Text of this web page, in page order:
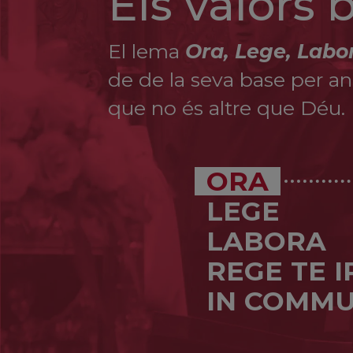
El lema Ora, Lege,
de de la seva base per
que no és altre que Déu.
ORA
LEGE
LABORA
REGE TE
IN